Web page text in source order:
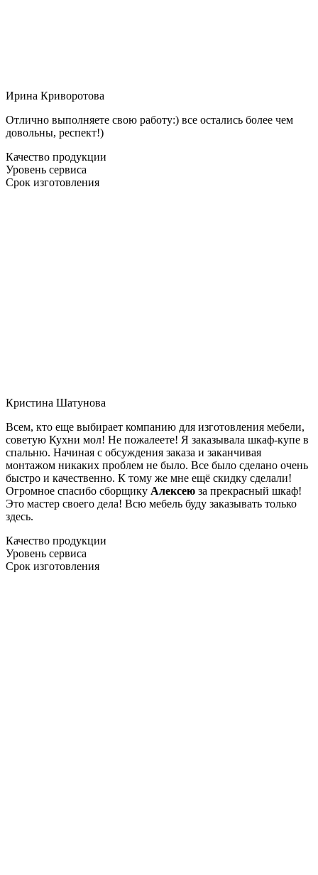
Ирина Криворотова
Отлично выполняете свою работу:) все остались более чем
довольны, респект!)
Качество продукции
Уровень сервиса
Срок изготовления
Кристина Шатунова
Всем, кто еще выбирает компанию для изготовления мебели,
советую Кухни мол! Не пожалеете! Я заказывала шкаф-купе в
спальню. Начиная с обсуждения заказа и заканчивая
монтажом никаких проблем не было. Все было сделано очень
быстро и качественно. К тому же мне ещё скидку сделали!
Огромное спасибо сборщику Алексею за прекрасный шкаф!
Это мастер своего дела! Всю мебель буду заказывать только
здесь.
Качество продукции
Уровень сервиса
Срок изготовления